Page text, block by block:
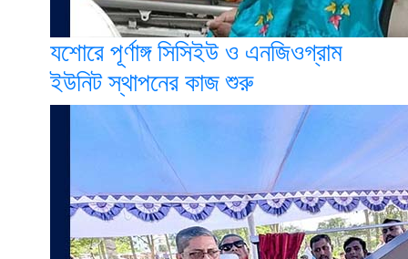
যশোরে পূর্ণাঙ্গ সিসিইউ ও এনজিওগ্রাম
ইউনিট স্থাপনের কাজ শুরু